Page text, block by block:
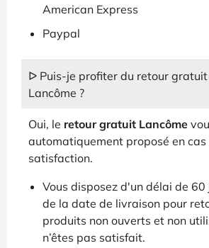
American Express
Paypal
ᐅ Puis-je profiter du retour gratuit
Lancôme ?
Oui, le retour gratuit Lancôme
automatiquement proposé en cas
satisfaction.
Vous disposez d'un délai de
de la date de livraison pour
produits non ouverts et non
n’êtes pas satisfait.